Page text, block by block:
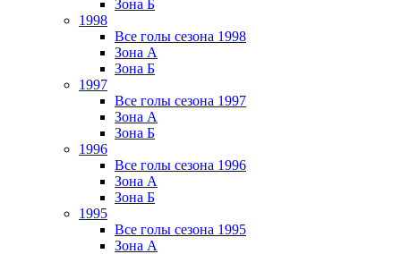
Зона Б
1998
Все голы сезона 1998
Зона А
Зона Б
1997
Все голы сезона 1997
Зона А
Зона Б
1996
Все голы сезона 1996
Зона А
Зона Б
1995
Все голы сезона 1995
Зона А